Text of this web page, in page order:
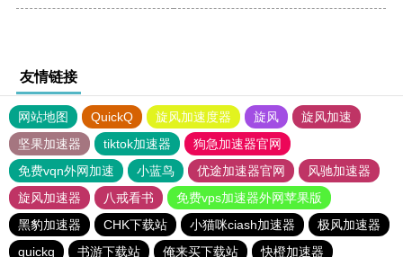
友情链接
网站地图 QuickQ 旋风加速度器 旋风
旋风加速
坚果加速器
tiktok加速器
狗急加速器官网
免费vqn外网加速
小蓝鸟 优途加速器官网
风驰加速器
旋风加速器
八戒看书
免费vps加速器外网苹果版
黑豹加速器
CHK下载站 小猫咪ciash加速器
极风加速器
quickq
书游下载站 俺来买下载站 快橙加速器